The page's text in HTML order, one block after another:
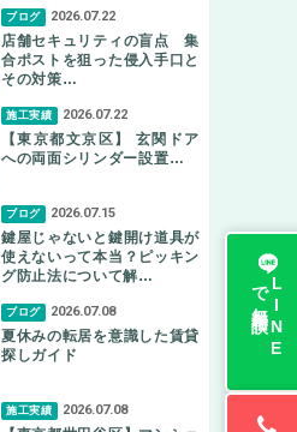
ブログ 2026.07.22
店舗セキュリティの盲点 集
合ポストを狙った侵入手口と
その対策…
施工実績 2026.07.22
【東京都文京区】 玄関ドア
への両面シリンダー設置…
ブログ 2026.07.15
鍵屋じゃないと鍵開け道具が
使えないって本当？ピッキン
グ防止法について解…
ブログ 2026.07.08
夏休みの転居を意識した賃貸
探しガイド
施工実績 2026.07.08
L
I
N
E
で
無料相談